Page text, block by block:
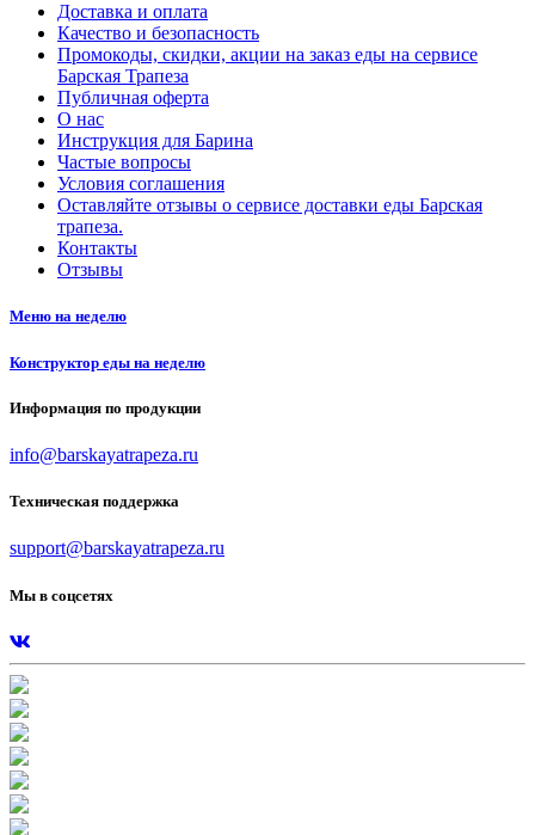
Доставка и оплата
Качество и безопасность
Промокоды, скидки, акции на заказ еды на сервисе
Барская Трапеза
Публичная оферта
О нас
Инструкция для Барина
Частые вопросы
Условия соглашения
Оставляйте отзывы о сервисе доставки еды Барская
трапеза.
Контакты
Отзывы
Меню на неделю
Конструктор еды на неделю
Информация по продукции
info@barskayatrapeza.ru
Техническая поддержка
support@barskayatrapeza.ru
Мы в соцсетях